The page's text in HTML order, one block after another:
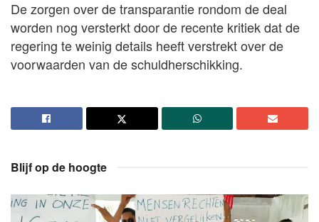
De zorgen over de transparantie rondom de deal
worden nog versterkt door de recente kritiek dat de
regering te weinig details heeft verstrekt over de
voorwaarden van de schuldherschikking.
Blijf op de hoogte